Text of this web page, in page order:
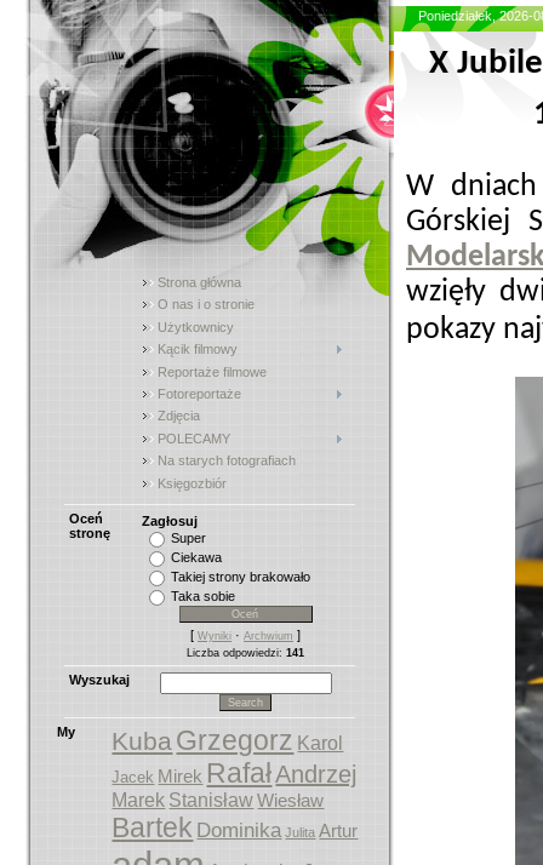
Strona główna
O nas i o stronie
Użytkownicy
Kącik filmowy
Reportaże filmowe
Fotoreportaże
Zdjęcia
POLECAMY
Na starych fotografiach
Księgozbiór
Oceń
stronę
Zagłosuj
Super
Ciekawa
Takiej strony brakowało
Taka sobie
[ Wyniki · Archwium ]
Liczba odpowiedzi: 141
Wyszukaj
My KubaGrzegorz Karol
Jacek Mirek RafałAndrzej
Marek Stanisław Wiesław
Bartek Dominika Julita Artur
Poniedziałek, 2026-
X
W
Górskiej
wzięły
pokazy